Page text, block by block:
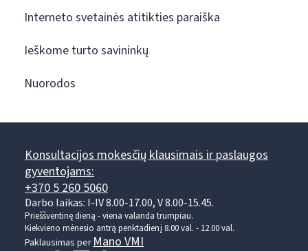
Interneto svetainės atitikties paraiška
Ieškome turto savininkų
Nuorodos
Konsultacijos mokesčių klausimais ir paslaugos
gyventojams:
+370 5 260 5060
Darbo laikas: I-IV 8.00-17.00, V 8.00-15.45.
Prieššventinę dieną - viena valanda trumpiau.
Kiekvieno mėnesio antrą penktadienį 8.00 val. - 12.00 val.
Paklausimas perMano VMI